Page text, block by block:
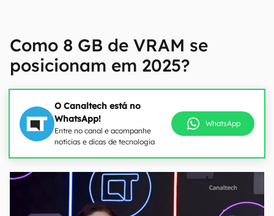
Como 8 GB de VRAM se
posicionam em 2025?
O Canaltech está no
WhatsApp!
Entre no canal e acompanhe
notícias e dicas de tecnologia
WhatsApp